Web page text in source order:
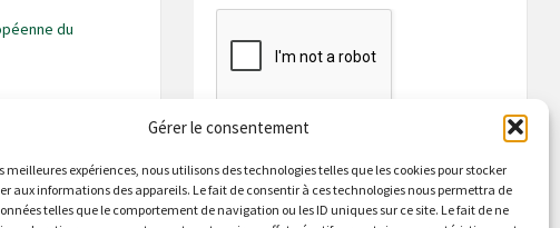
Gérer le consentement
meilleures expériences, nous utilisons des technologies telles que les cookies pour stocker
aux informations des appareils. Le fait de consentir à ces technologies nous permettra de
telles que le comportement de navigation ou les ID uniques sur ce site. Le fait de ne
du